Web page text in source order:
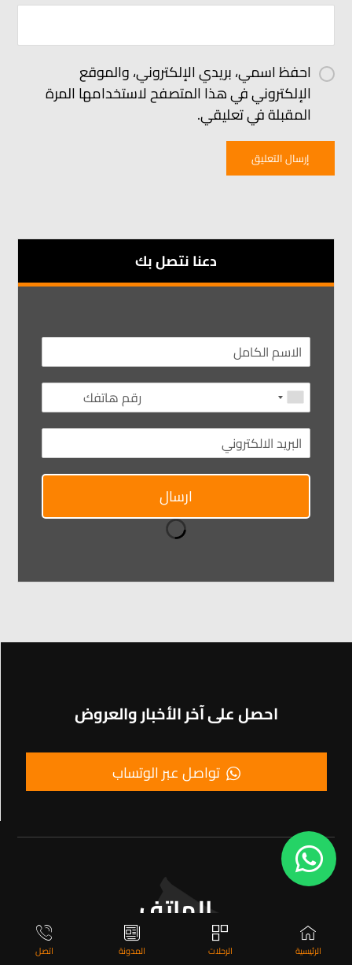
احفظ اسمي، بريدي الإلكتروني، والموقع
الإلكتروني في هذا المتصفح لاستخدامها المرة
المقبلة في تعليقي.
إرسال التعليق
دعنا نتصل بك
ارسال
احصل على آخر الأخبار والعروض
تواصل عبر الوتساب
الهاتف
00905317979177 الرئيسية الرحلات المدونة اتصل